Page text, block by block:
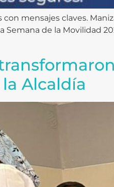
mensajes claves.
de la Movilidad
Alcaldía